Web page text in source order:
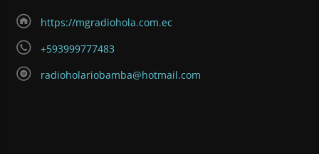
https://mgradiohola.com.ec
+593999777483
radioholariobamba@hotmail.com